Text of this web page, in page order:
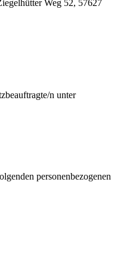
Weg 52, 57627
n unter
personenbezogenen